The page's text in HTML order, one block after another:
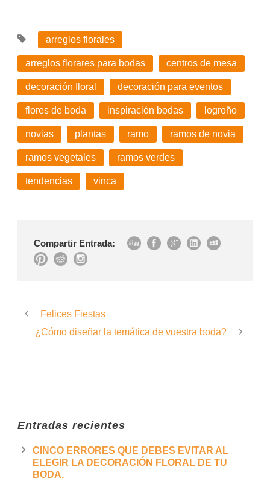
arreglos florales
arreglos florares para bodas centros de mesa
decoración floral decoración para eventos
flores de boda inspiración bodas logroño
novias plantas ramo ramos de novia
ramos vegetales ramos verdes
tendencias vinca
Compartir Entrada:
Felices Fiestas
¿Cómo diseñar la temática de vuestra boda?
Entradas recientes
CINCO ERRORES QUE DEBES EVITAR AL
ELEGIR LA DECORACIÓN FLORAL DE TU
BODA.